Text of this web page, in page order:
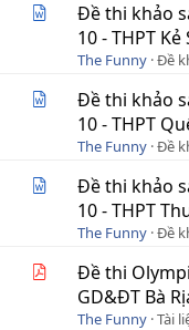
Đề thi khảo
10 - THPT
The Funny Đề
Đề thi khảo
10 - THPT
The Funny Đề
Đề thi khảo
10 - THPT
The Funny Đề
Đề thi
GD&ĐT Bà
The Funny Tài